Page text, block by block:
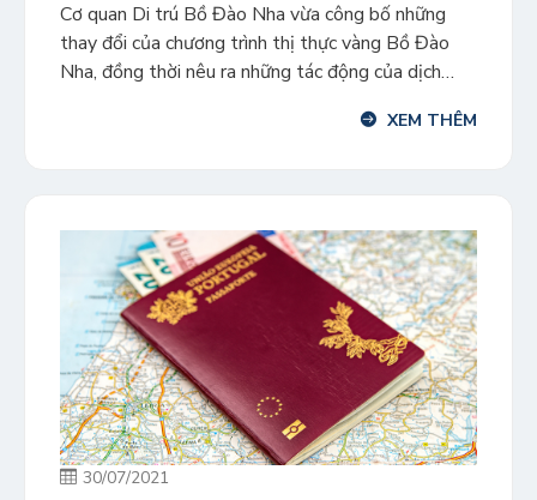
Cơ quan Di trú Bồ Đào Nha vừa công bố những
thay đổi của chương trình thị thực vàng Bồ Đào
Nha, đồng thời nêu ra những tác động của dịch
quan Di trú Bồ Đồ Nha công bố, một số quy định
XEM THÊM
30/07/2021